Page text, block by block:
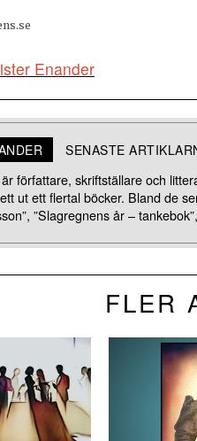
Enander
SENASTE
författare, skriftställare och
ut ett flertal böcker. Bland de
”Slagregnens år –
FLER